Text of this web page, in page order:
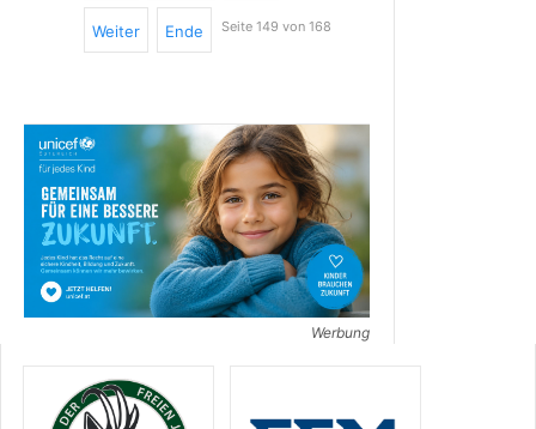
Weiter Ende Seite 149 von 168
Werbung